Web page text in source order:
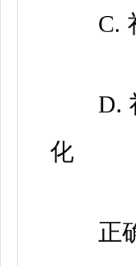
C. 礼
D. 礼
化
正确